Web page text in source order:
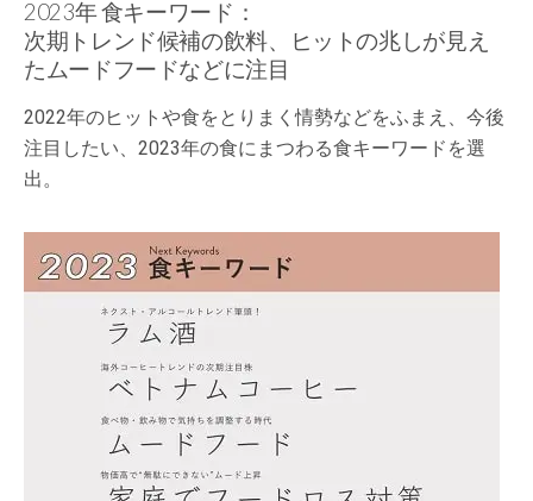
2023年 食キーワード：
次期トレンド候補の飲料、ヒットの兆しが見え
たムードフードなどに注目
2022年のヒットや食をとりまく情勢などをふまえ、今後
注目したい、2023年の食にまつわる食キーワードを選
出。